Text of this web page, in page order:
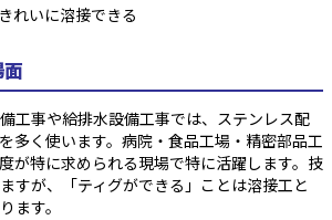
れいに溶接できる
工事や給排水設備工事では、ステンレス配
多く使います。病院・食品工場・精密部品工
が特に求められる現場で特に活躍します。技
すが、「ティグができる」ことは溶接工と
ます。